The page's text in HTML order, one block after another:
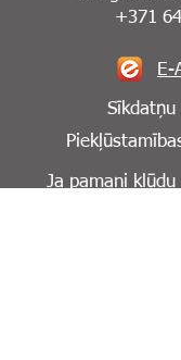
+371
E-
Sīkdatņu
Ja pamani